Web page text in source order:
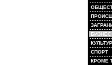
СПОРТ
КРОМЕ